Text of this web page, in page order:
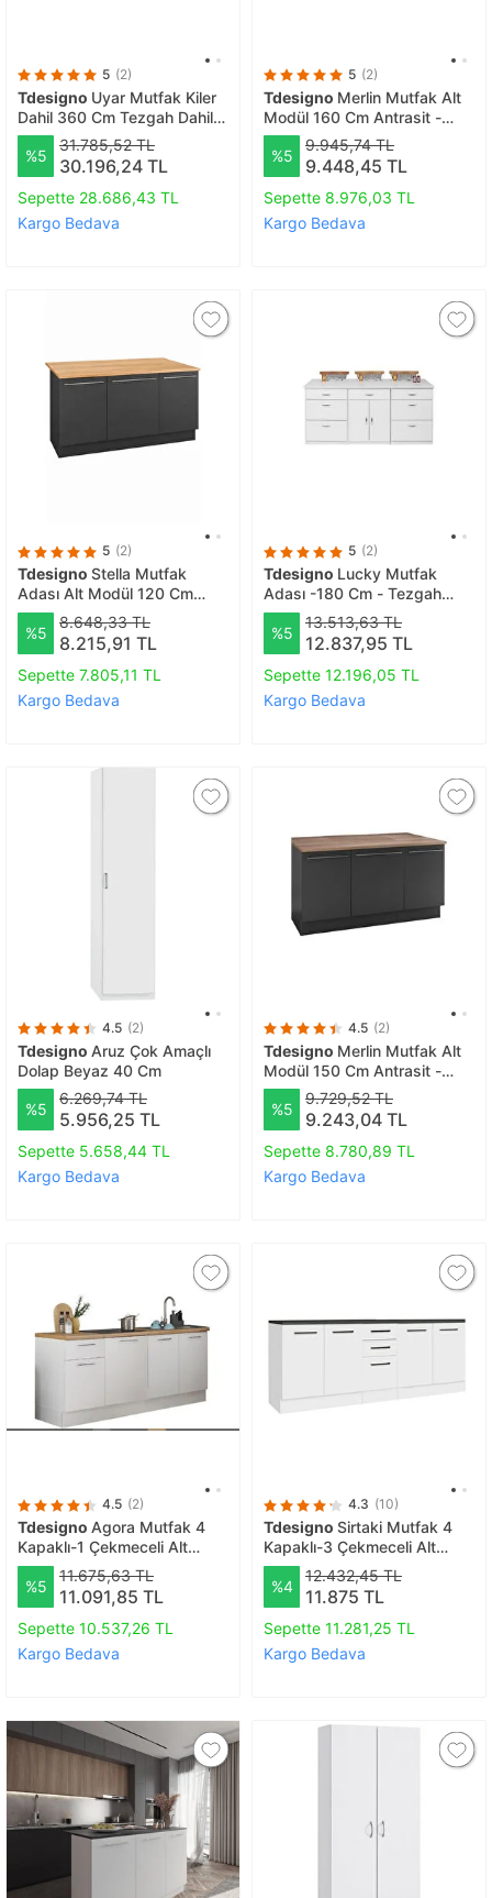
5 (2)
Tdesigno Uyar Mutfak Kiler
Dahil 360 Cm Tezgah Dahil
Değil
%5
31.785,52 TL
30.196,24 TL
Sepette 28.686,43 TL
Kargo Bedava
5 (2)
Tdesigno Merlin Mutfak Alt
Modül 160 Cm Antrasit -
Tezgah Dahil
%5
9.945,74 TL
9.448,45 TL
Sepette 8.976,03 TL
Kargo Bedava
5 (2)
Tdesigno Stella Mutfak
Adası Alt Modül 120 Cm
AtlantikÇam Tezgah Dahil
%5
8.648,33 TL
8.215,91 TL
Sepette 7.805,11 TL
Kargo Bedava
5 (2)
Tdesigno Lucky Mutfak
Adası -180 Cm - Tezgah
Dahil
%5
13.513,63 TL
12.837,95 TL
Sepette 12.196,05 TL
Kargo Bedava
4.5 (2)
Tdesigno Aruz Çok Amaçlı
Dolap Beyaz 40 Cm
%5
6.269,74 TL
5.956,25 TL
Sepette 5.658,44 TL
Kargo Bedava
4.5 (2)
Tdesigno Merlin Mutfak Alt
Modül 150 Cm Antrasit -
Tezgah Dahil
%5
9.729,52 TL
9.243,04 TL
Sepette 8.780,89 TL
Kargo Bedava
4.5 (2)
Tdesigno Agora Mutfak 4
Kapaklı-1 Çekmeceli Alt
Modül -180 Cm - Çok Amaçlı
Dolap -beyaz-tezgah Dahil
%5
11.675,63 TL
11.091,85 TL
Sepette 10.537,26 TL
Kargo Bedava
4.3 (10)
Tdesigno Sirtaki Mutfak 4
Kapaklı-3 Çekmeceli Alt
Modül -200 Cm - Çok Amaçlı
Dolap -beyaz-tezgah Dahil
%4
12.432,45 TL
11.875 TL
Sepette 11.281,25 TL
Kargo Bedava